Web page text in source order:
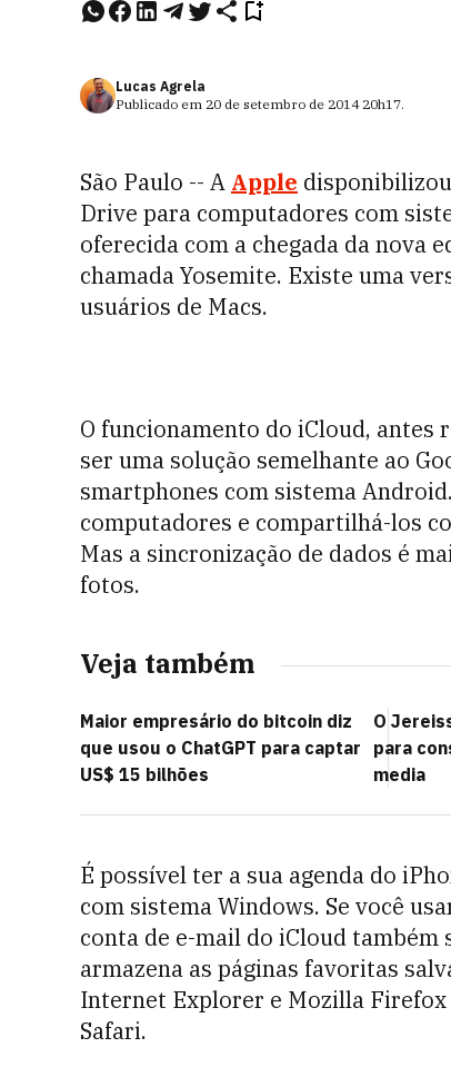
Lucas Agrela
Publicado em 20 de setembro de 2014 20h17.
São Paulo -- A Apple
Drive para computadores com
oferecida com a chegada da nova
chamada Yosemite. Existe uma
usuários de Macs.
O funcionamento do iCloud, antes
ser uma solução semelhante ao
smartphones com sistema
computadores e compartilhá-los
Mas a sincronização de dados é
fotos.
Veja também
Maior empresário do bitcoin diz
que usou o ChatGPT para captar
US$ 15 bilhões
O
para
media
É possível ter a sua agenda do
com sistema Windows. Se você
conta de e-mail do iCloud
armazena as páginas favoritas
Internet Explorer e Mozilla Firefox
Safari.